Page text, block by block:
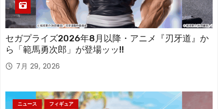
セガプライズ2026年8月以降・アニメ『刃牙道』か
ら「範馬勇次郎」が登場ッッ!!
7月 29, 2026
ニュース フィギュア